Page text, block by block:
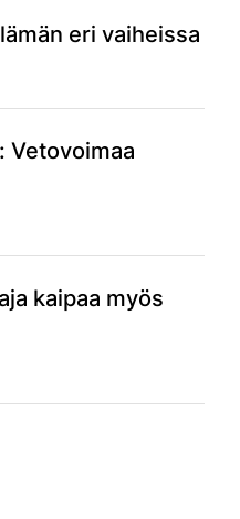
eri vaiheissa
Vetovoimaa
kaipaa myös